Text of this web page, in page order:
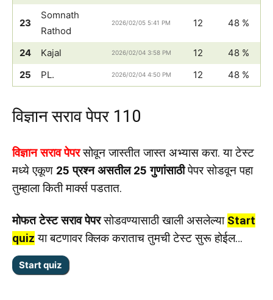
23
Somnath
Rathod
2026/02/05 5:41 PM 12 48 %
24 Kajal 2026/02/04 3:58 PM 12
48 %
25
PL. 2026/02/04 4:50 PM 12 48 %
विज्ञान सराव पेपर 110
विज्ञान सराव पेपरसोवून जास्तीत जास्त अभ्यास करा. या टेस्ट
मध्ये एकूण 25 प्रश्न असतील 25 गुणांसाठीपेपर सोडवून पहा
तुम्हाला किती मार्क्स पडतात.
मोफत टेस्ट सराव पेपरसोडवण्यासाठी खाली असलेल्या Start
quiz या बटणावर क्लिक कराताच तुमची टेस्ट सुरू होईल…